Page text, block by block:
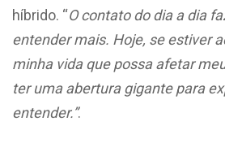
híbrido. “O contato do dia a dia
entender mais. Hoje, se estiver
minha vida que possa afetar
ter uma abertura gigante para
entender.”.